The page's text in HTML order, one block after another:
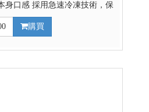
身口感 採用急速冷凍技術，保
、裹漿粉 只需油炸幾分鐘，美
請注意： 本商品為低溫冷藏
購買